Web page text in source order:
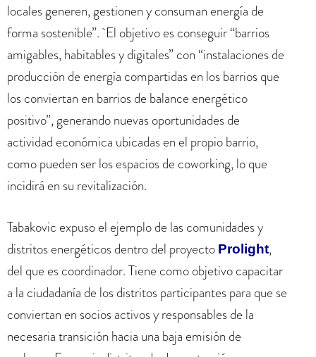
locales generen, gestionen y consuman energía de
forma sostenible”. El objetivo es conseguir “barrios
amigables, habitables y digitales” con “instalaciones de
producción de energía compartidas en los barrios que
los conviertan en barrios de balance energético
positivo”, generando nuevas oportunidades de
actividad económica ubicadas en el propio barrio,
como pueden ser los espacios de coworking, lo que
incidirá en su revitalización.
Tabakovic expuso el ejemplo de las comunidades y
distritos energéticos dentro del proyecto Prolight,
del que es coordinador. Tiene como objetivo capacitar
a la ciudadanía de los distritos participantes para que se
conviertan en socios activos y responsables de la
necesaria transición hacia una baja emisión de